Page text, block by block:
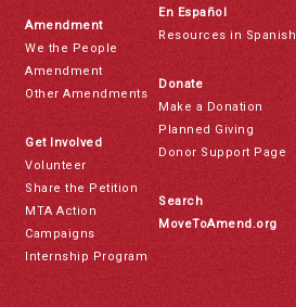
Amendment
We the People
Amendment
Other Amendments
Get Involved
Volunteer
Share the Petition
MTA Action
Campaigns
Internship Program
En Español
Resources in Spanish
Donate
Make a Donation
Planned Giving
Donor Support Page
Search
MoveToAmend.org